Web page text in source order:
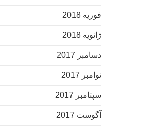
فوریه 2018
ژانویه 2018
دسامبر 2017
نوامبر 2017
سپتامبر 2017
آگوست 2017